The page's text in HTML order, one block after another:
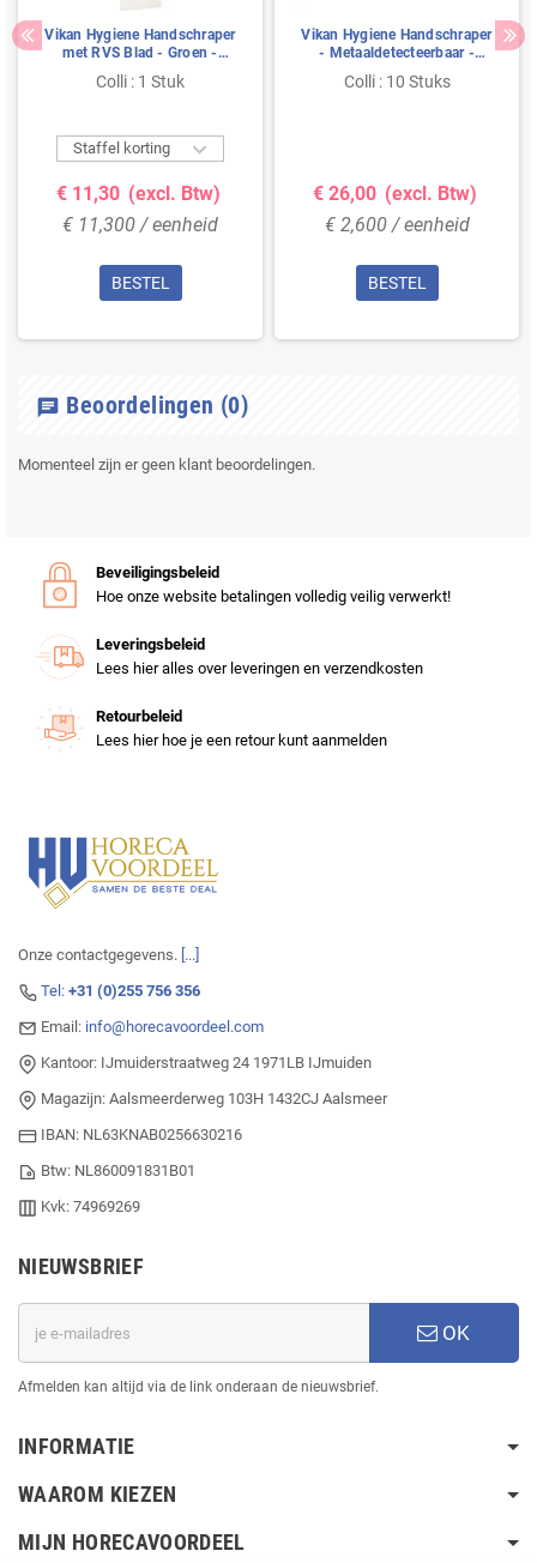
Vikan Hygiene Handschraper
met RVS Blad - Groen -
50mm - met Schroefdraad
Colli : 1 Stuk
Staffel korting 
€ 11,30 (excl. Btw)
€ 11,300 / eenheid
BESTEL
Vikan Hygiene Handschraper
- Metaaldetecteerbaar -
Rood - Flexibel - 165mm Per
Set Van 10 Stuks
Colli : 10 Stuks
€ 26,00 (excl. Btw)
€ 2,600 / eenheid
BESTEL
chat Beoordelingen (0)
Momenteel zijn er geen klant beoordelingen.
Beveiligingsbeleid
Hoe onze website betalingen volledig veilig verwerkt!
Leveringsbeleid
Lees hier alles over leveringen en verzendkosten
Retourbeleid
Lees hier hoe je een retour kunt aanmelden
Onze contactgegevens. [...]
Tel: +31 (0)255 756 356
Email: info@horecavoordeel.com
Kantoor: IJmuiderstraatweg 24 1971LB IJmuiden
Magazijn: Aalsmeerderweg 103H 1432CJ Aalsmeer
IBAN: NL63KNAB0256630216
Btw: NL860091831B01
Kvk: 74969269
NIEUWSBRIEF
OK
Afmelden kan altijd via de link onderaan de nieuwsbrief.
INFORMATIE
WAAROM KIEZEN
MIJN HORECAVOORDEEL